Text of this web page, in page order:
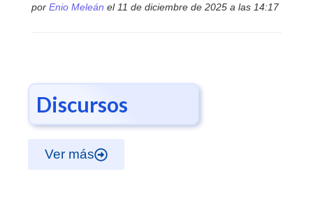
por Enio Meleán el 11 de diciembre de 2025 a las 14:17
Discursos
Ver más